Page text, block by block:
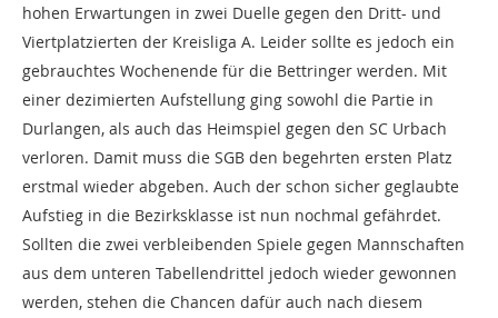
hohen Erwartungen in zwei Duelle gegen den Dritt- und
Viertplatzierten der Kreisliga A. Leider sollte es jedoch ein
gebrauchtes Wochenende für die Bettringer werden. Mit
einer dezimierten Aufstellung ging sowohl die Partie in
Durlangen, als auch das Heimspiel gegen den SC Urbach
verloren. Damit muss die SGB den begehrten ersten Platz
erstmal wieder abgeben. Auch der schon sicher geglaubte
Aufstieg in die Bezirksklasse ist nun nochmal gefährdet.
Sollten die zwei verbleibenden Spiele gegen Mannschaften
aus dem unteren Tabellendrittel jedoch wieder gewonnen
werden, stehen die Chancen dafür auch nach diesem